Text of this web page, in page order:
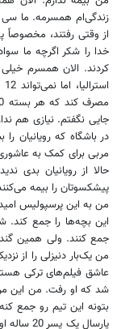
زندگی‌ام همسرمه. ما
از وقتی رفتند، مخصوصاً
خدا را شکر اگرچه ما
کردند. الان همسرم
جایی نگفتم. نیازی هم
در باشگاه که رویانیان
مربی برای کمک به
حالا از رویانیان بدی
پیشکسوتان را بیمه
من به این پرسپولیس
این بچه‌ها را جمع کند.
جمع کنند. ولی همین
من یک‌بار دنیزلی را از
عاشق فیلم‌‌های ترکی
شد که او رفت. من این
بتونه این تیم رو جمع
پارسال